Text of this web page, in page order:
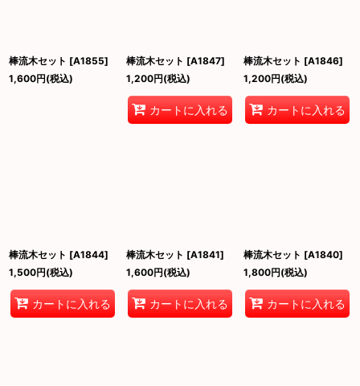
棒流木セット [A1855]
1,600円(税込)
棒流木セット [A1847]
1,200円(税込)
カートに入れる
棒流木セット [A1846]
1,200円(税込)
カートに入れる
棒流木セット [A1844]
1,500円(税込)
カートに入れる
棒流木セット [A1841]
1,600円(税込)
カートに入れる
棒流木セット [A1840]
1,800円(税込)
カートに入れる